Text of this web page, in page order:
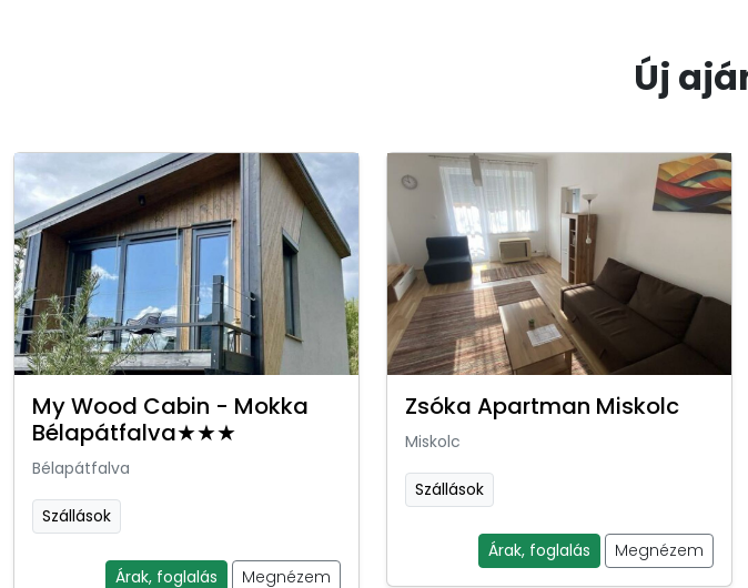
Új
My Wood Cabin - Mokka
Bélapátfalva★★★
Bélapátfalva
Szállások
Árak, foglalás Megnézem
Zsóka Apartman Miskolc
Miskolc
Szállások
Árak, foglalás Megnézem